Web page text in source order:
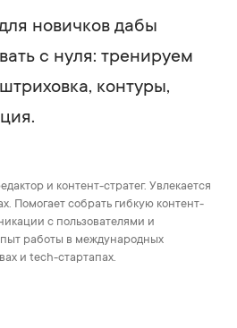
новичков дабы
с нуля: тренируем
контуры,
и контент-стратег. Увлекается
Помогает собрать гибкую контент-
с пользователями и
работы в международных
и tech-стартапах.